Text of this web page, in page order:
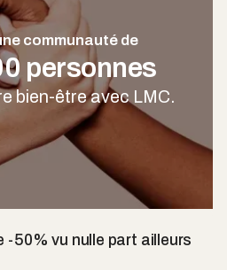
communauté de
personnes
bien-être avec LMC.
-50% vu nulle part ailleurs